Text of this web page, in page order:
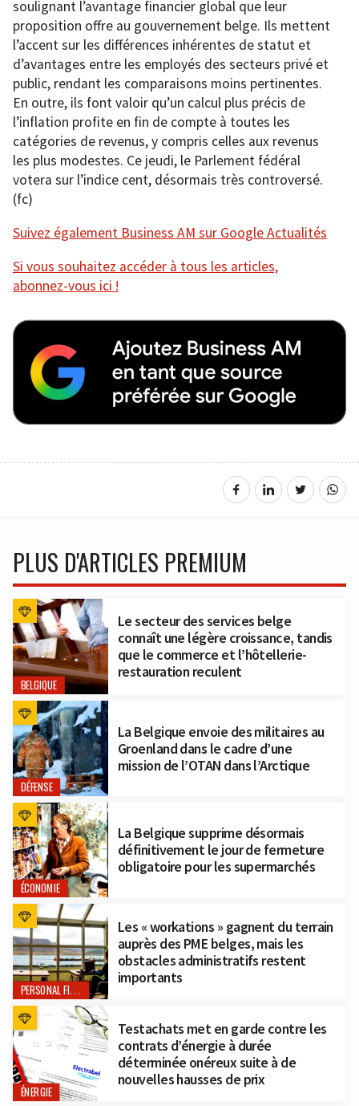
soulignant l’avantage financier global que leur
proposition offre au gouvernement belge. Ils mettent
l’accent sur les différences inhérentes de statut et
d’avantages entre les employés des secteurs privé et
public, rendant les comparaisons moins pertinentes.
En outre, ils font valoir qu’un calcul plus précis de
l’inflation profite en fin de compte à toutes les
catégories de revenus, y compris celles aux revenus
les plus modestes. Ce jeudi, le Parlement fédéral
votera sur l’indice cent, désormais très controversé.
(fc)
Suivez également Business AM sur Google Actualités
Si vous souhaitez accéder à tous les articles,
abonnez-vous ici !
PLUS D'ARTICLES PREMIUM
BELGIQUE
Le secteur des services belge
connaît une légère croissance, tandis
que le commerce et l’hôtellerie-
restauration reculent
DÉFENSE
La Belgique envoie des militaires au
Groenland dans le cadre d’une
mission de l’OTAN dans l’Arctique
ÉCONOMIE
La Belgique supprime désormais
définitivement le jour de fermeture
obligatoire pour les supermarchés
PERSONAL FINANCE
Les « workations » gagnent du terrain
auprès des PME belges, mais les
obstacles administratifs restent
importants
ÉNERGIE
Testachats met en garde contre les
contrats d’énergie à durée
déterminée onéreux suite à de
nouvelles hausses de prix